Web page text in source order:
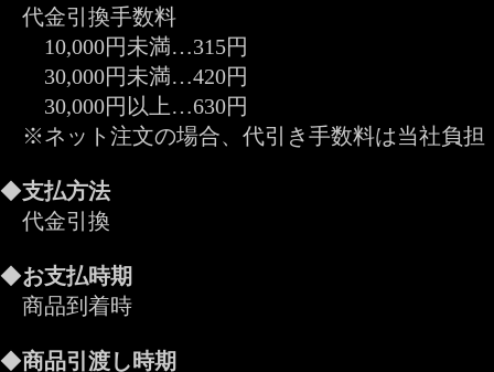
代金引換手数料
10,000円未満…315円
30,000円未満…420円
30,000円以上…630円
※ネット注文の場合、代引き手数料は当社負担
◆支払方法
代金引換
◆お支払時期
商品到着時
◆商品引渡し時期